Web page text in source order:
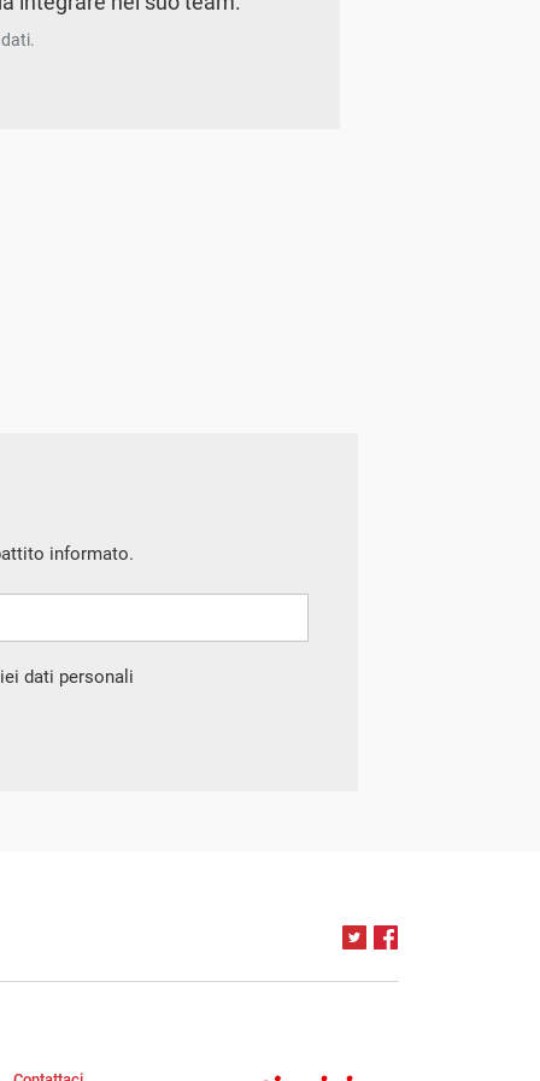
informato.
dati personali